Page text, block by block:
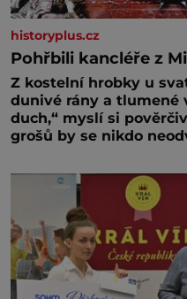
historyplus.cz
Pohřbili kancléře z
Z kostelní hrobky u
dunivé rány a tlumené
duch,“ myslí si
grošů by se nikdo
vodou. Za několik dní
ustane. Když o